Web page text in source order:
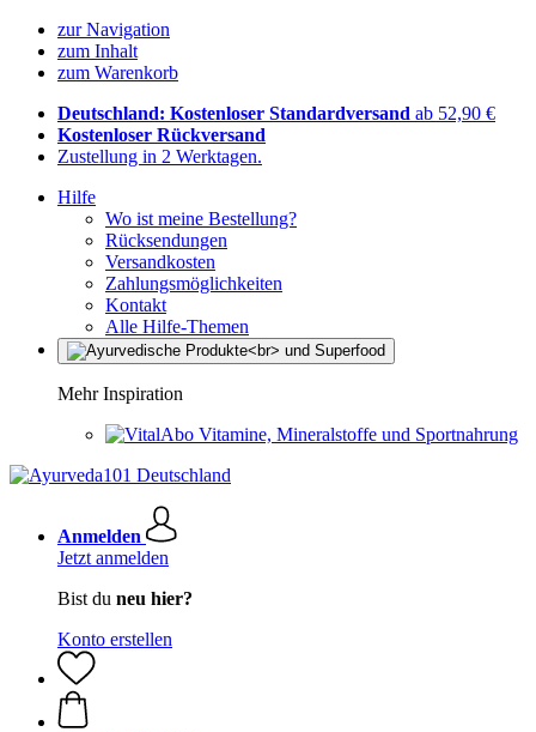
zur Navigation
zum Inhalt
zum Warenkorb
Deutschland: Kostenloser Standardversand ab 52,90 €
Kostenloser Rückversand
Zustellung in 2 Werktagen.
Hilfe
Wo ist meine Bestellung?
Rücksendungen
Versandkosten
Zahlungsmöglichkeiten
Kontakt
Alle Hilfe-Themen
Mehr Inspiration
Vitamine, Mineralstoffe und Sportnahrung
Anmelden
Jetzt anmelden
Bist du neu hier?
Konto erstellen